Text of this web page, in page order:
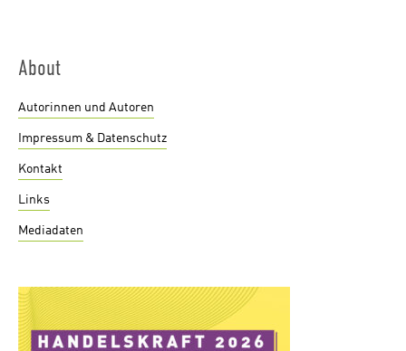
About
Autorinnen und Autoren
Impressum & Datenschutz
Kontakt
Links
Mediadaten